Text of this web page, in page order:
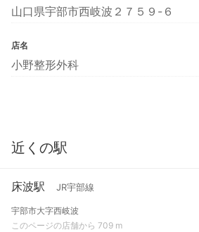
山口県宇部市西岐波２７５９-６
店名
小野整形外科
近くの駅
床波駅 JR宇部線
宇部市大字西岐波
このページの店舗から 709 m